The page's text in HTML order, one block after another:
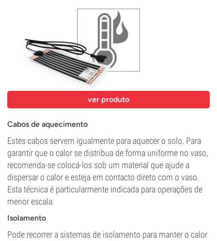
ver produto
Cabos de aquecimento
Estes cabos servem igualmente para aquecer o solo. Para
garantir que o calor se distribua de forma uniforme no vaso,
recomenda-se colocá-los sob um material que ajude a
dispersar o calor e esteja em contacto direto com o vaso.
Esta técnica é particularmente indicada para operações de
menor escala.
Isolamento
Pode recorrer a sistemas de isolamento para manter o calor